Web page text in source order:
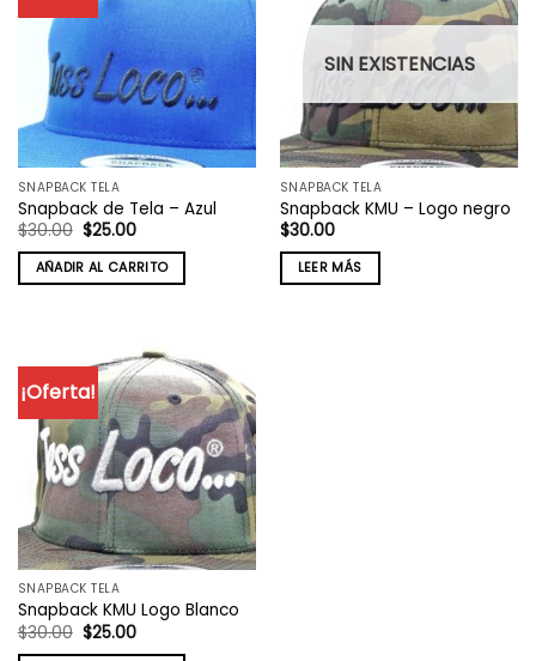
SNAPBACK TELA
Snapback de Tela – Azul
$30.00 El
original
era:
$30.00.
$25.00El
actual
es:
$25.00.
AÑADIR AL CARRITO
SIN EXISTENCIAS
SNAPBACK TELA
Snapback KMU – Logo negro
$30.00
LEER MÁS
¡Oferta!
SNAPBACK TELA
Snapback KMU Logo Blanco
$30.00 El
precio
$25.00El